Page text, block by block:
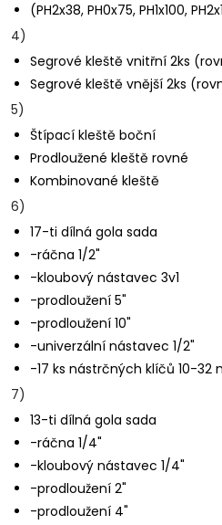
(PH2x38, PH0x75, PH1x100,
4)
Segrové kleště vnitřní 2ks
Segrové kleště vnější 2ks
5)
Štípací kleště boční
Prodloužené kleště rovné
Kombinované kleště
6)
17-ti dílná gola sada
-ráčna 1/2"
-kloubový nástavec 3v1
-prodloužení 5"
-prodloužení 10"
-univerzální nástavec 1/2"
-17 ks nástrčných klíčů 10-32
7)
13-ti dílná gola sada
-ráčna 1/4"
-kloubový nástavec 1/4"
-prodloužení 2"
-prodloužení 4"